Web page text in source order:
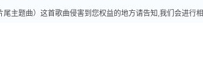
主题曲）这首歌曲侵害到您权益的地方请告知,我们会进行